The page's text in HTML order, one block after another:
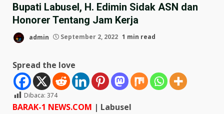
Bupati Labusel, H. Edimin Sidak ASN dan
Honorer Tentang Jam Kerja
admin September 2, 2022 1 min read
Spread the love
Dibaca: 374
BARAK-1 NEWS.COM | Labusel